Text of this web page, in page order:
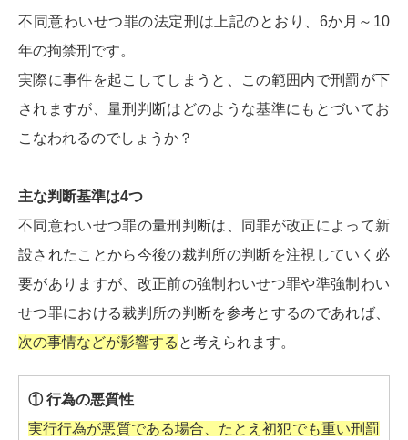
不同意わいせつ罪の法定刑は上記のとおり、6か月～10
年の拘禁刑です。
実際に事件を起こしてしまうと、この範囲内で刑罰が下
されますが、量刑判断はどのような基準にもとづいてお
こなわれるのでしょうか？
主な判断基準は4つ
不同意わいせつ罪の量刑判断は、同罪が改正によって新
設されたことから今後の裁判所の判断を注視していく必
要がありますが、改正前の強制わいせつ罪や準強制わい
せつ罪における裁判所の判断を参考とするのであれば、
次の事情などが影響する と考えられます。
① 行為の悪質性
実行行為が悪質である場合、たとえ初犯でも重い刑罰